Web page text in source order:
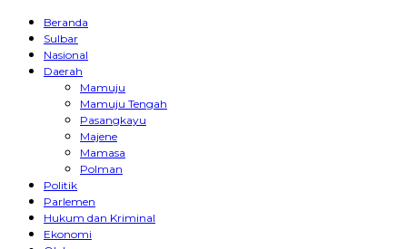
Beranda
Sulbar
Nasional
Daerah
Mamuju
Mamuju Tengah
Pasangkayu
Majene
Mamasa
Polman
Politik
Parlemen
Hukum dan Kriminal
Ekonomi